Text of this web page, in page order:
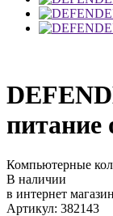
питание
Компьютерные
В наличии
в интернет
Артикул: 382143